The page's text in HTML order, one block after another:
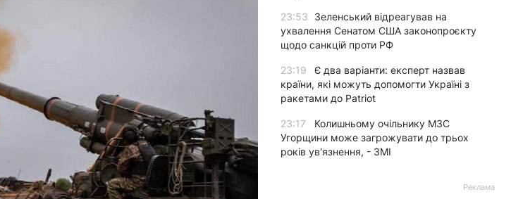
23:53
Зеленський відреагував на
ухвалення Сенатом США законопроєкту
щодо санкцій проти РФ
23:19
Є два варіанти: експерт назвав
країни, які можуть допомогти Україні з
ракетами до Patriot
23:17
Колишньому очільнику МЗС
Угорщини може загрожувати до трьох
років ув'язнення, - ЗМІ
Реклама